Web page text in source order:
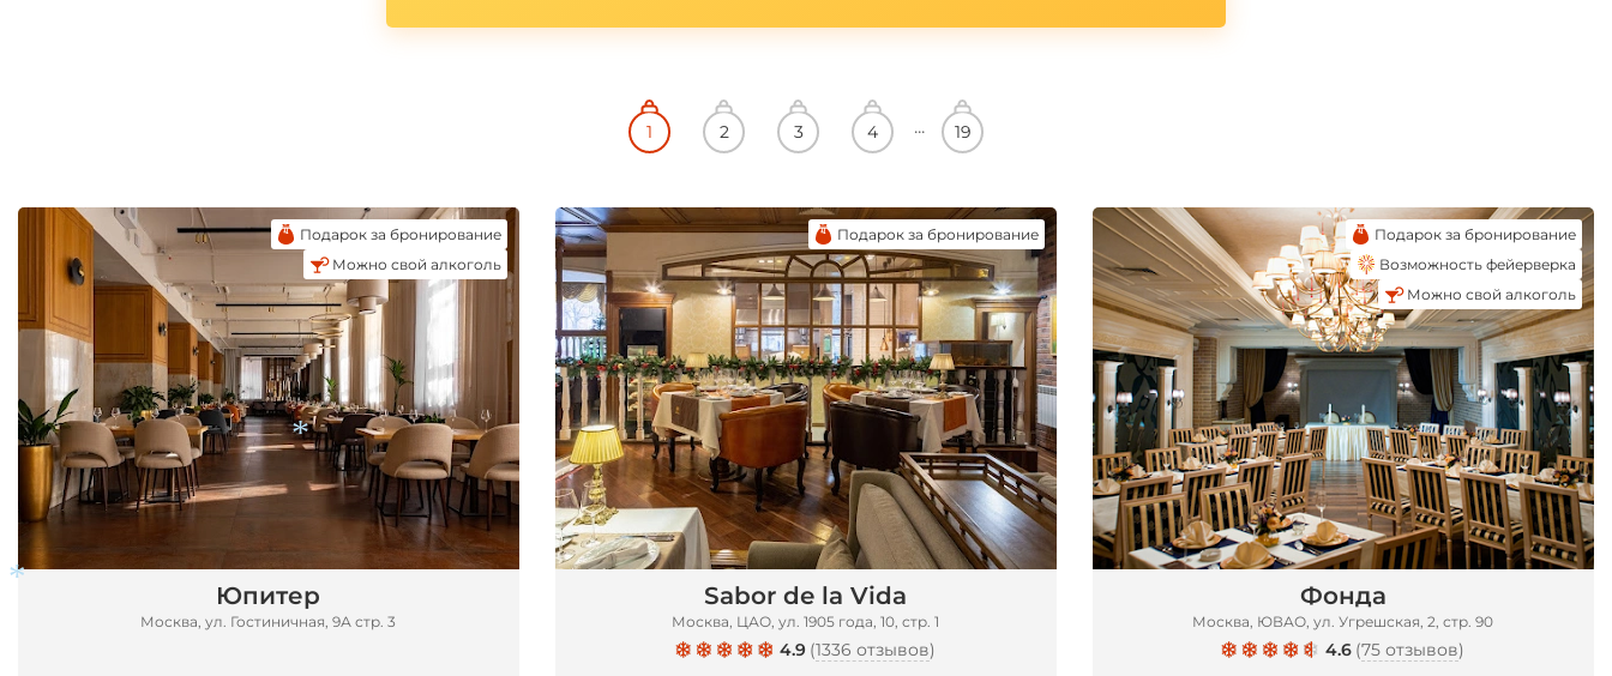
Юпитер
Москва, ул. Гостиничная, 9А стр. 3
Подарок за бронирование
Можно свой алкоголь
Sabor de la Vida
Москва, ЦАО, ул. 1905 года, 10, стр. 1
4.9 (1336 отзывов)
Подарок за бронирование
Фонда
Москва, ЮВАО, ул. Угрешская, 2, стр. 90
4.6 (75 отзывов)
Подарок за бронирование
Возможность фейерверка
Можно свой алкоголь
*